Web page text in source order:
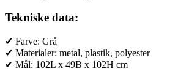
Tekniske data:
✔ Farve: Grå
✔ Materialer: metal, plastik, polyester
✔ Mål: 102L x 49B x 102H cm